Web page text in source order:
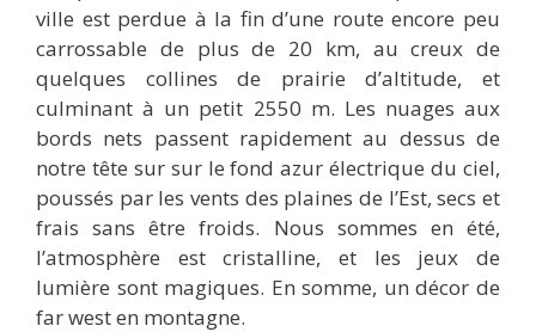
ville est perdue à la fin d’une route encore peu
carrossable de plus de 20 km, au creux de
quelques collines de prairie d’altitude, et
culminant à un petit 2550 m. Les nuages aux
bords nets passent rapidement au dessus de
notre tête sur sur le fond azur électrique du ciel,
poussés par les vents des plaines de l’Est, secs et
frais sans être froids. Nous sommes en été,
l’atmosphère est cristalline, et les jeux de
lumière sont magiques. En somme, un décor de
far west en montagne.